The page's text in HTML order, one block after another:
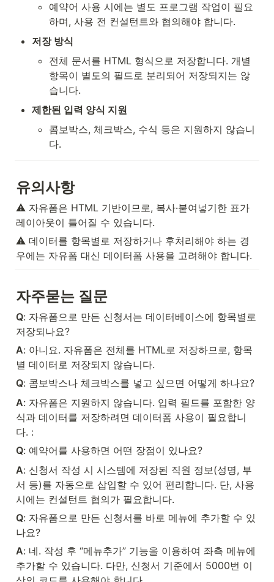
예약어 사용 시에는 별도 프로그램 작업이 필요
하며, 사용 전 컨설턴트와 협의해야 합니다.
저장 방식
전체 문서를 HTML 형식으로 저장합니다. 개별
항목이 별도의 필드로 분리되어 저장되지는 않
습니다.
제한된 입력 양식 지원
콤보박스, 체크박스, 수식 등은 지원하지 않습니
다.
유의사항
⚠️ 자유폼은 HTML 기반이므로, 복사·붙여넣기한 표가
레이아웃이 틀어질 수 있습니다.
⚠️ 데이터를 항목별로 저장하거나 후처리해야 하는 경
우에는 자유폼 대신 데이터폼 사용을 고려해야 합니다.
자주묻는 질문
Q: 자유폼으로 만든 신청서는 데이터베이스에 항목별로
저장되나요?
A: 아니요. 자유폼은 전체를 HTML로 저장하므로, 항목
별 데이터로 저장되지 않습니다.
Q: 콤보박스나 체크박스를 넣고 싶으면 어떻게 하나요?
A: 자유폼은 지원하지 않습니다. 입력 필드를 포함한 양
식과 데이터를 저장하려면 데이터폼 사용이 필요합니
다. :
Q: 예약어를 사용하면 어떤 장점이 있나요?
A: 신청서 작성 시 시스템에 저장된 직원 정보(성명, 부
서 등)를 자동으로 삽입할 수 있어 편리합니다. 단, 사용
시에는 컨설턴트 협의가 필요합니다.
Q: 자유폼으로 만든 신청서를 바로 메뉴에 추가할 수 있
나요?
A: 네. 작성 후 “메뉴추가” 기능을 이용하여 좌측 메뉴에
추가할 수 있습니다. 다만, 신청서 기준에서 5000번 이